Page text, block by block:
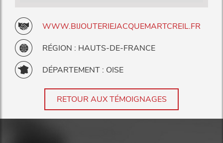
WWW.BIJOUTERIEJACQUEMARTCREIL.FR
RÉGION : HAUTS-DE-FRANCE
DÉPARTEMENT : OISE
RETOUR AUX TÉMOIGNAGES